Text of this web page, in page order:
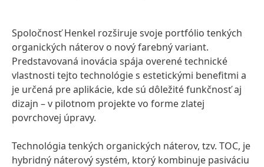
Spoločnosť Henkel rozširuje svoje portfólio tenkých
organických náterov o nový farebný variant.
Predstavovaná inovácia spája overené technické
vlastnosti tejto technológie s estetickými benefitmi a
je určená pre aplikácie, kde sú dôležité funkčnosť aj
dizajn – v pilotnom projekte vo forme zlatej
povrchovej úpravy.
Technológia tenkých organických náterov, tzv. TOC, je
hybridný náterový systém, ktorý kombinuje pasiváciu